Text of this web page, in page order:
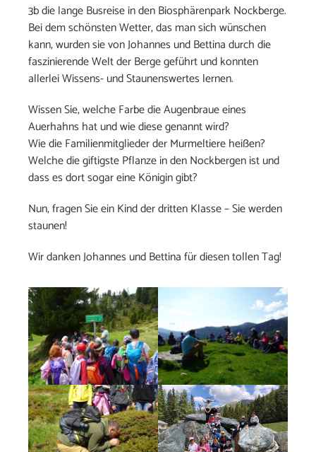
3b die lange Busreise in den Biosphärenpark Nockberge.
Bei dem schönsten Wetter, das man sich wünschen
kann, wurden sie von Johannes und Bettina durch die
faszinierende Welt der Berge geführt und konnten
allerlei Wissens- und Staunenswertes lernen.
Wissen Sie, welche Farbe die Augenbraue eines
Auerhahns hat und wie diese genannt wird?
Wie die Familienmitglieder der Murmeltiere heißen?
Welche die giftigste Pflanze in den Nockbergen ist und
dass es dort sogar eine Königin gibt?
Nun, fragen Sie ein Kind der dritten Klasse – Sie werden
staunen!
Wir danken Johannes und Bettina für diesen tollen Tag!